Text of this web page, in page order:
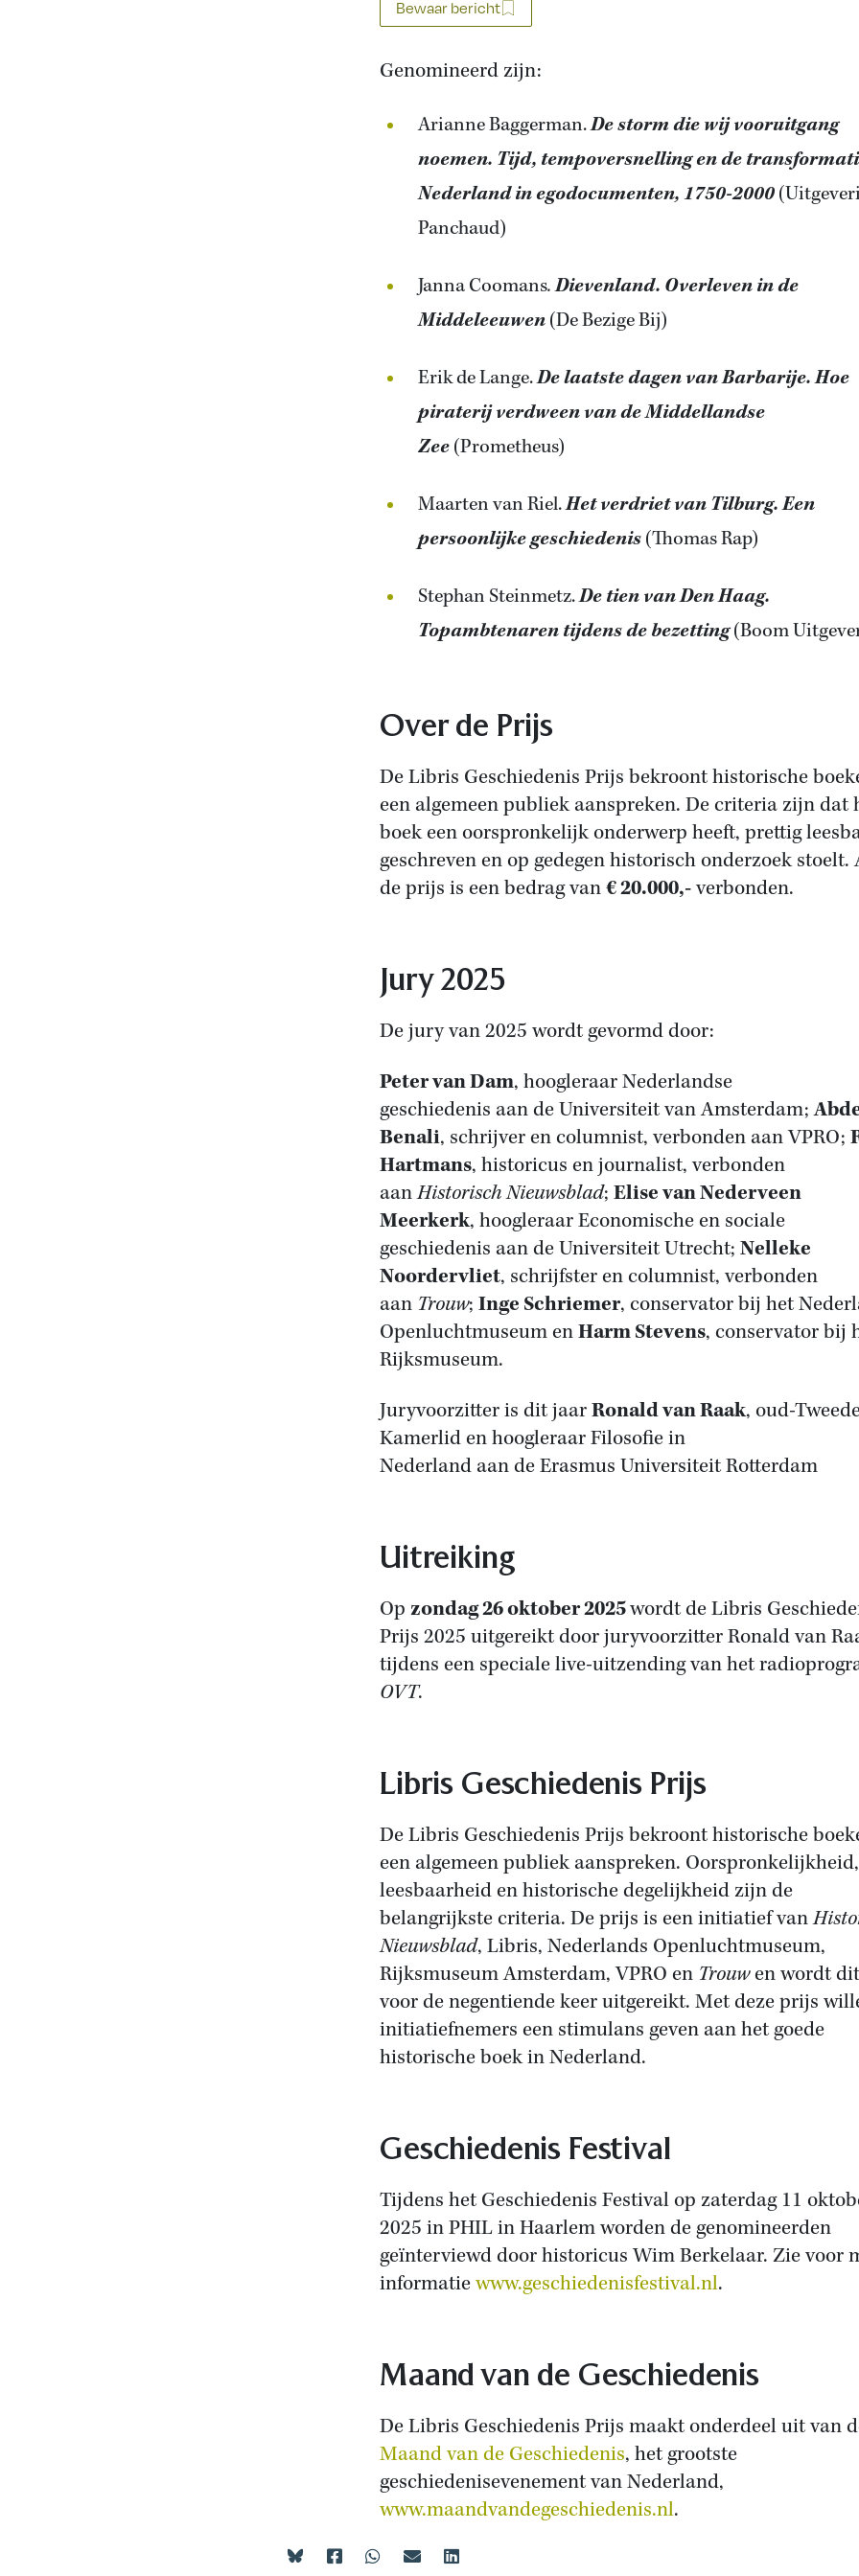
Bewaar bericht
Genomineerd zijn:
Arianne Baggerman.De storm die wij vooruitgang
noemen. Tijd, tempoversnelling en de
Nederland in egodocumenten, 1750-2000
Panchaud)
Janna Coomans.Dievenland. Overleven in de
Middeleeuwen(De Bezige Bij)
Erik de Lange.De laatste dagen van Barbarije. Hoe
piraterij verdween van de Middellandse
Zee(Prometheus)
Maarten van Riel.Het verdriet van Tilburg. Een
persoonlijke geschiedenis(Thomas Rap)
Stephan Steinmetz.De tien van Den Haag.
Topambtenaren tijdens de bezetting(Boom
Over de Prijs
De Libris Geschiedenis Prijs bekroont historische
een algemeen publiek aanspreken. De criteria zijn dat
boek een oorspronkelijk onderwerp heeft, prettig
geschreven en op gedegen historisch onderzoek stoelt.
de prijs is een bedrag van€ 20.000,-verbonden.
Jury 2025
De jury van 2025 wordt gevormd door:
Peter van Dam, hoogleraar Nederlandse
geschiedenis aan de Universiteit van Amsterdam;
Benali, schrijver en columnist, verbonden aan VPRO;
Hartmans, historicus en journalist, verbonden
aanHistorisch Nieuwsblad; Elise van Nederveen
Meerkerk, hoogleraar Economische en sociale
geschiedenis aan de Universiteit Utrecht; Nelleke
Noordervliet, schrijfster en columnist, verbonden
aan Trouw; Inge Schriemer, conservator bij het
Openluchtmuseum enHarm Stevens, conservator bij
Rijksmuseum.
Juryvoorzitter is dit jaarRonald van Raak, oud-
Kamerlid en hoogleraar Filosofie in
Nederland aan de Erasmus Universiteit Rotterdam
Uitreiking
Op zondag26 oktober 2025wordt de Libris
Prijs 2025 uitgereikt door juryvoorzitter Ronald van
tijdens een speciale live-uitzending van het
OVT.
Libris Geschiedenis Prijs
De Libris Geschiedenis Prijs bekroont historische
een algemeen publiek aanspreken. Oorspronkelijkheid,
leesbaarheid en historische degelijkheid zijn de
belangrijkste criteria. De prijs is een initiatief van
Nieuwsblad, Libris, Nederlands Openluchtmuseum,
Rijksmuseum Amsterdam, VPRO en Trouwen wordt
voor de negentiende keer uitgereikt. Met deze prijs
initiatiefnemers een stimulans geven aan het goede
historische boek in Nederland.
Geschiedenis Festival
Tijdens het Geschiedenis Festival op zaterdag 11
2025 in PHIL in Haarlem worden de genomineerden
geïnterviewd door historicus Wim Berkelaar. Zie voor
informatiewww.geschiedenisfestival.nl.
Maand van de Geschiedenis
De Libris Geschiedenis Prijs maakt onderdeel uit van
Maand van de Geschiedenis, het grootste
geschiedenisevenement van Nederland,
www.maandvandegeschiedenis.nl.